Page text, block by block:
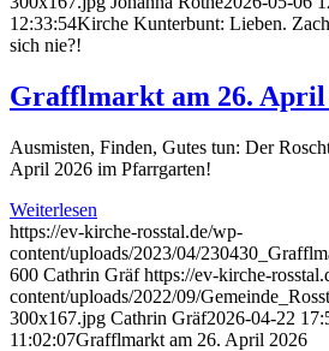
12:33:54Kirche Kunterbunt: Lieben.
sich nie?!
Grafflmarkt am 26. April
Ausmisten, Finden, Gutes tun: Der
April 2026 im Pfarrgarten!
Weiterlesen
https://ev-kirche-rosstal.de/wp-
content/uploads/2023/04/
600 Cathrin Gräf https://ev-kirche-
content/uploads/2022/09/
300x167.jpg Cathrin Gräf2026-04-22
11:02:07Grafflmarkt am 26. April 2026